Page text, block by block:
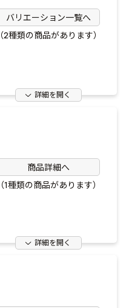
バリエーション一覧へ
（2種類の商品があります）
詳細を開く
商品詳細へ
（1種類の商品があります）
詳細を開く